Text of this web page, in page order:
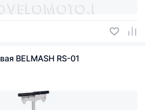
BELMASH RS-01